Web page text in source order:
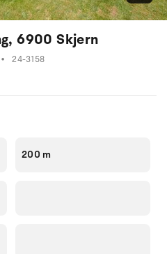
6900 Skjern
• 24-3158
200 m